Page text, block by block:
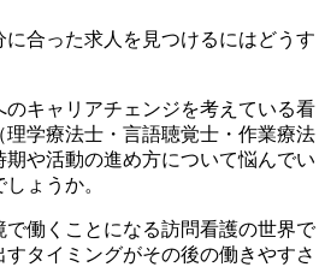
に合った求人を見つけるにはどうす
のキャリアチェンジを考えている看
学療法士・言語聴覚士・作業療法
や活動の進め方について悩んでい
ょうか。
働くことになる訪問看護の世界で
タイミングがその後の働きやすさ